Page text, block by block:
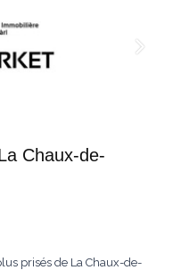
Chaux-de-
prisés de La Chaux-de-